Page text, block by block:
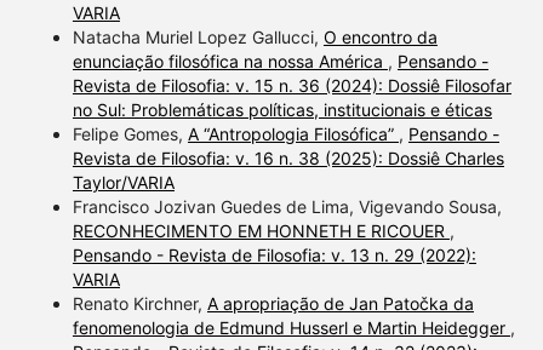
VARIA
Natacha Muriel Lopez Gallucci, O encontro da
enunciação filosófica na nossa América , Pensando -
Revista de Filosofia: v. 15 n. 36 (2024): Dossiê Filosofar
no Sul: Problemáticas políticas, institucionais e éticas
Felipe Gomes, A “Antropologia Filosófica” , Pensando -
Revista de Filosofia: v. 16 n. 38 (2025): Dossiê Charles
Taylor/VARIA
Francisco Jozivan Guedes de Lima, Vigevando Sousa,
RECONHECIMENTO EM HONNETH E RICOUER ,
Pensando - Revista de Filosofia: v. 13 n. 29 (2022):
VARIA
Renato Kirchner, A apropriação de Jan Patočka da
fenomenologia de Edmund Husserl e Martin Heidegger ,